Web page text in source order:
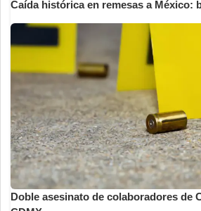
Caída histórica en remesas a México:
Doble asesinato de colaboradores de